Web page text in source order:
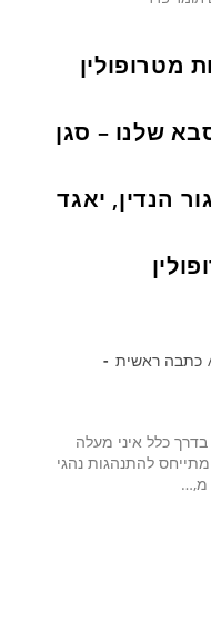
מטרופולין
שלנו – סגן
הנדין, יאגד
כתבה ראשית
כפר סבאי כבר 4 שנים, בדרך כלל איני מעלה
להתנהגות נהגי
מ,…